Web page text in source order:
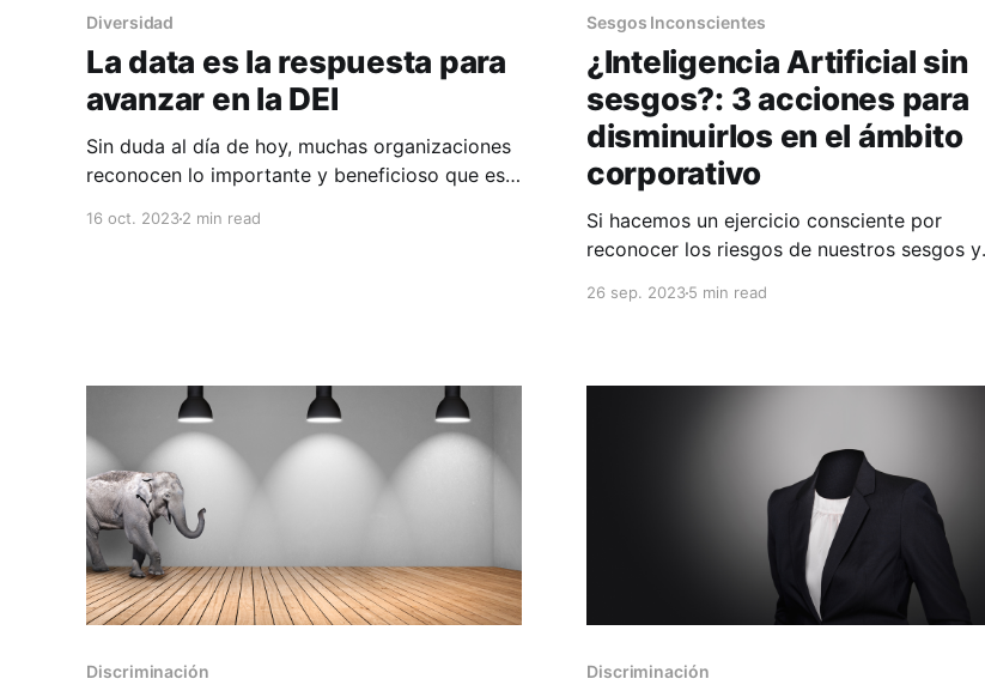
Diversidad
La data es la respuesta para
avanzar en la DEI
Sin duda al día de hoy, muchas organizaciones
reconocen lo importante y beneficioso que es
16 oct. 20232 min read
Sesgos Inconscientes
¿Inteligencia Artificial sin
sesgos?: 3 acciones para
disminuirlos en el ámbito
corporativo
Si hacemos un ejercicio consciente por
reconocer los riesgos de nuestros sesgos y
aliada para la igualdad. En 2023, Chat GPT se
de la Inteligencia Artificial (IA). En el mundo
26 sep. 20235 min read
Discriminación Discriminación